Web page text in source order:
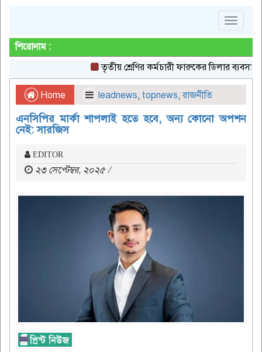
Toggle
শিরোনাম :
তৃতীয় শ্রেণির কর্মচারী ফারুকের ডিলার ব্যবসা,
Home leadnews, topnews,রাজনীতি
এনসিপির মার্কা শাপলাই হতে হবে, অন্য কোনো অপশন
নেই: সারজিস
EDITOR
২৩ সেপ্টেম্বর, ২০২৫ /